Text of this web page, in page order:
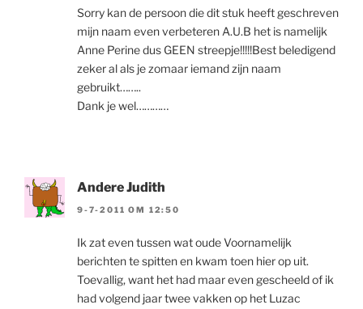
Sorry kan de persoon die dit stuk heeft geschreven
mijn naam even verbeteren A.U.B het is namelijk
Anne Perine dus GEEN streepje!!!!!Best beledigend
zeker al als je zomaar iemand zijn naam
gebruikt……..
Dank je wel…………
Andere Judith
9-7-2011 OM 12:50
Ik zat even tussen wat oude Voornamelijk
berichten te spitten en kwam toen hier op uit.
Toevallig, want het had maar even gescheeld of ik
had volgend jaar twee vakken op het Luzac